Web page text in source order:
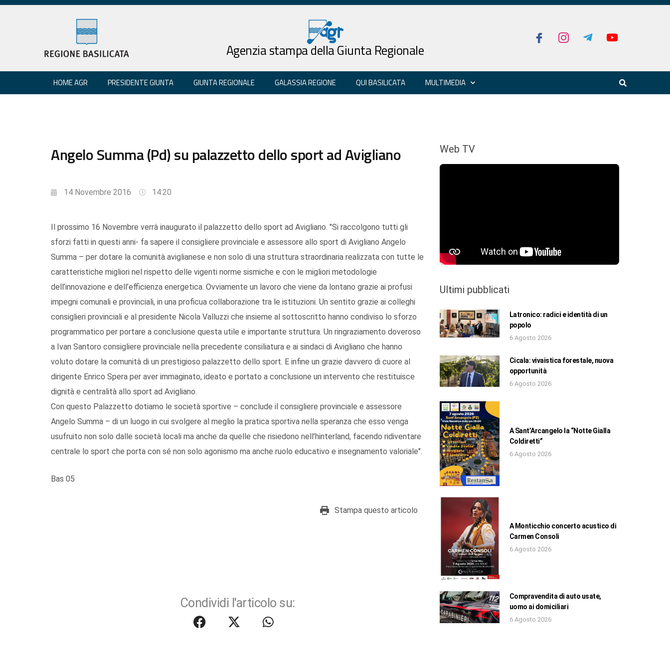
Agenzia stampa della Giunta Regionale
HOME AGR PRESIDENTE GIUNTA GIUNTA REGIONALE GALASSIA REGIONE QUI BASILICATA MULTIMEDIA
Angelo Summa (Pd) su palazzetto dello sport ad Avigliano
14 Novembre 2016 14:20
Il prossimo 16 Novembre verrà inaugurato il palazzetto dello sport ad Avigliano. "Si raccolgono tutti gli
sforzi fatti in questi anni- fa sapere il consigliere provinciale e assessore allo sport di Avigliano Angelo
Summa – per dotare la comunità aviglianese e non solo di una struttura straordinaria realizzata con tutte le
caratteristiche migliori nel rispetto delle vigenti norme sismiche e con le migliori metodologie
dell’innovazione e dell’efficienza energetica. Ovviamente un lavoro che viene da lontano grazie ai profusi
impegni comunali e provinciali, in una proficua collaborazione tra le istituzioni. Un sentito grazie ai colleghi
consiglieri provinciali e al presidente Nicola Valluzzi che insieme al sottoscritto hanno condiviso lo sforzo
programmatico per portare a conclusione questa utile e importante struttura. Un ringraziamento doveroso
a Ivan Santoro consigliere provinciale nella precedente consiliatura e ai sindaci di Avigliano che hanno
voluto dotare la comunità di un prestigioso palazzetto dello sport. E infine un grazie davvero di cuore al
dirigente Enrico Spera per aver immaginato, ideato e portato a conclusione un intervento che restituisce
dignità e centralità allo sport ad Avigliano.
Con questo Palazzetto dotiamo le società sportive – conclude il consigliere provinciale e assessore
Angelo Summa – di un luogo in cui svolgere al meglio la pratica sportiva nella speranza che esso venga
usufruito non solo dalle società locali ma anche da quelle che risiedono nell’hinterland, facendo ridiventare
centrale lo sport che porta con sé non solo agonismo ma anche ruolo educativo e insegnamento valoriale".
Bas 05
Stampa questo articolo
Condividi l'articolo su:
Web TV
Ultimi pubblicati
Latronico: radici e identità di un
popolo
6 Agosto 2026
Cicala: vivaistica forestale, nuova
opportunità
6 Agosto 2026
A Sant’Arcangelo la “Notte Gialla
Coldiretti”
6 Agosto 2026
A Monticchio concerto acustico di
Carmen Consoli
6 Agosto 2026
Compravendita di auto usate,
uomo ai domiciliari
6 Agosto 2026